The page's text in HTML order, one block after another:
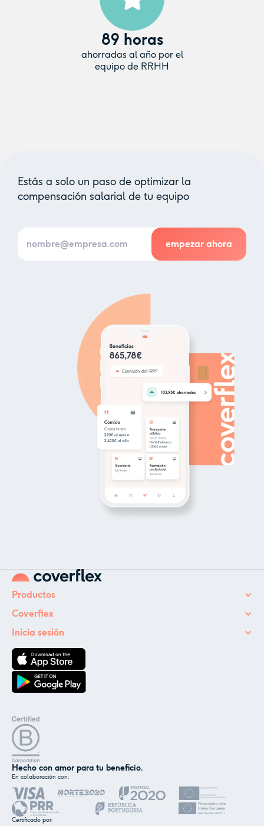
89 horas
ahorradas al año por el
equipo de RRHH
Estás a solo un paso de optimizar la
compensación salarial de tu equipo
Productos
Coverflex
Inicia sesión
Hecho con amor para tu beneficio.
En colaboración con:
Certificado por:
Nosotros y nuestros socios utilizamos cookies o
tecnologías similares como se menciona en la
política de cookies.